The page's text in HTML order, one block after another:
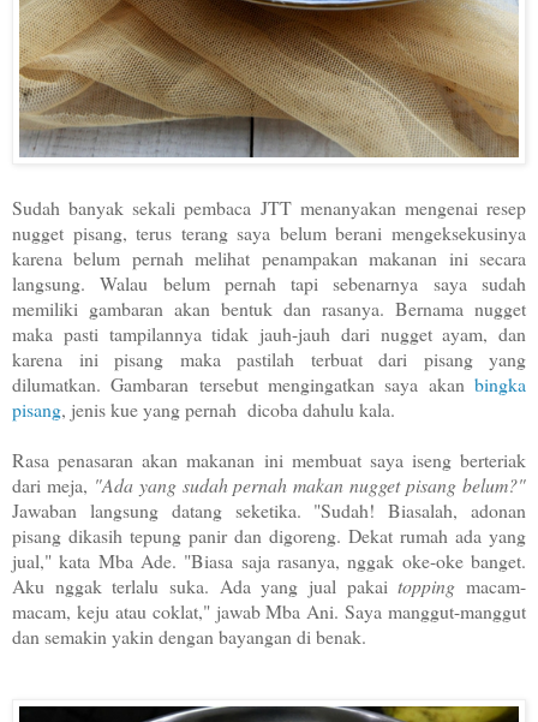
Sudah banyak sekali pembaca JTT menanyakan mengenai resep
nugget pisang, terus terang saya belum berani mengeksekusinya
karena belum pernah melihat penampakan makanan ini secara
langsung. Walau belum pernah tapi sebenarnya saya sudah
memiliki gambaran akan bentuk dan rasanya. Bernama nugget
maka pasti tampilannya tidak jauh-jauh dari nugget ayam, dan
karena ini pisang maka pastilah terbuat dari pisang yang
dilumatkan. Gambaran tersebut mengingatkan saya akan bingka
pisang, jenis kue yang pernah dicoba dahulu kala.
Rasa penasaran akan makanan ini membuat saya iseng berteriak
dari meja, "Ada yang sudah pernah makan nugget pisang belum?"
Jawaban langsung datang seketika. "Sudah! Biasalah, adonan
pisang dikasih tepung panir dan digoreng. Dekat rumah ada yang
jual," kata Mba Ade. "Biasa saja rasanya, nggak oke-oke banget.
Aku nggak terlalu suka. Ada yang jual pakaitopping macam-
macam, keju atau coklat," jawab Mba Ani. Saya manggut-manggut
dan semakin yakin dengan bayangan di benak.